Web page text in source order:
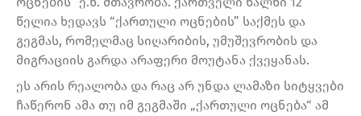
წელია ხედავს “ქართული ოცნების” საქმეს და
გეგმას, რომელმაც სიღარიბის, უმუშევრობის და
მიგრაციის გარდა არაფერი მოუტანა ქვეყანას.
ეს არის რეალობა და რაც არ უნდა ლამაზი სიტყვები
ჩაწერონ ამა თუ იმ გეგმაში „ქართული ოცნება“ ამ